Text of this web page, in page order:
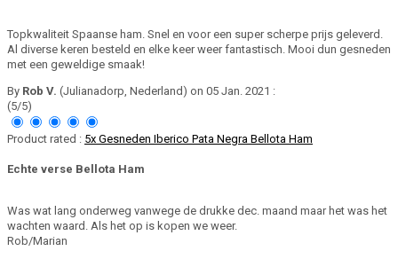
Topkwaliteit Spaanse ham. Snel en voor een super scherpe prijs geleverd.
Al diverse keren besteld en elke keer weer fantastisch. Mooi dun gesneden
met een geweldige smaak!
By Rob V. (Julianadorp, Nederland) on 05 Jan. 2021 :
(5/5)
Product rated : 5x Gesneden Iberico Pata Negra Bellota Ham
Echte verse Bellota Ham
Was wat lang onderweg vanwege de drukke dec. maand maar het was het
wachten waard. Als het op is kopen we weer.
Rob/Marian